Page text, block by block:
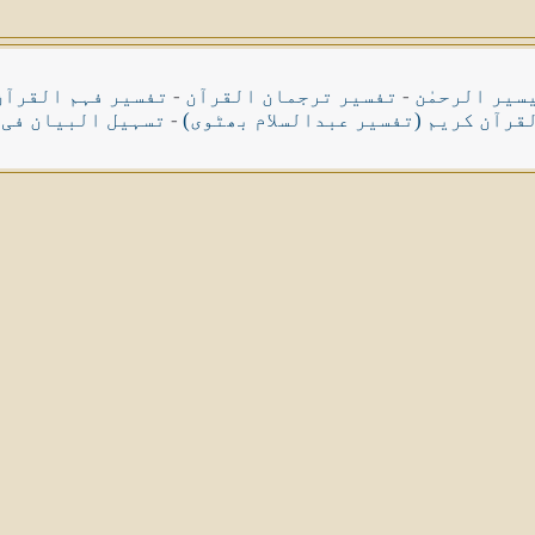
الرحمٰن - تفسیر ترجمان القرآن - تفسیر فہم
کریم (تفسیر عبدالسلام بھٹوی) - تسہیل البیان